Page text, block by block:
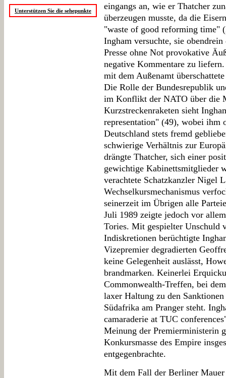
Unterstützen Sie die sehepunkte
eingangs an, wie er Thatcher
überzeugen musste, da die
"waste of good reforming time"
Ingham versuchte, sie
Presse ohne Not provokative
negative Kommentare zu
mit dem Außenamt
Die Rolle der Bundesrepublik
im Konflikt der NATO über die
Kurzstreckenraketen sieht
representation" (49), wobei ihm
Deutschland stets fremd
schwierige Verhältnis zur
drängte Thatcher, sich einer
gewichtige Kabinettsmitglieder
verachtete Schatzkanzler Nigel
Wechselkursmechanismus
seinerzeit im Übrigen alle
Juli 1989 zeigte jedoch vor
Tories. Mit gespielter Unschuld
Indiskretionen berüchtigte
Vizepremier degradierten
keine Gelegenheit auslässt,
brandmarken. Keinerlei
Commonwealth-Treffen, bei
laxer Haltung zu den
Südafrika am Pranger steht.
camaraderie at TUC
Meinung der Premierministerin
Konkursmasse des Empire
entgegenbrachte.
Mit dem Fall der Berliner